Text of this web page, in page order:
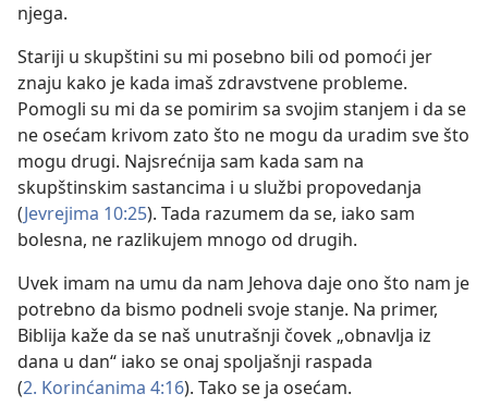
njega.
Stariji u skupštini su mi posebno bili od pomoći jer
znaju kako je kada imaš zdravstvene probleme.
Pomogli su mi da se pomirim sa svojim stanjem i da se
ne osećam krivom zato što ne mogu da uradim sve što
mogu drugi. Najsrećnija sam kada sam na
skupštinskim sastancima i u službi propovedanja
(Jevrejima 10:25). Tada razumem da se, iako sam
bolesna, ne razlikujem mnogo od drugih.
Uvek imam na umu da nam Jehova daje ono što nam je
potrebno da bismo podneli svoje stanje. Na primer,
Biblija kaže da se naš unutrašnji čovek „obnavlja iz
dana u dan“ iako se onaj spoljašnji raspada
(2. Korinćanima 4:16). Tako se ja osećam.